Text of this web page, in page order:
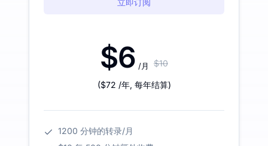
立即订阅
$6 /月 $10
($72 /年, 每年结算)
1200 分钟的转录/月